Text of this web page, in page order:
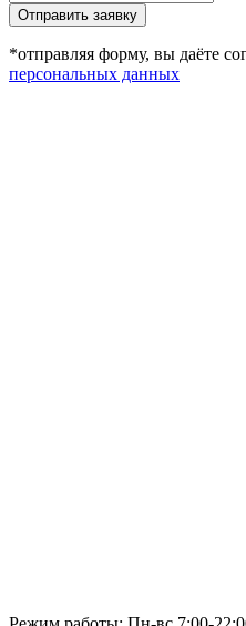
Отправить заявку
*отправляя форму, вы даёте
персональных данных